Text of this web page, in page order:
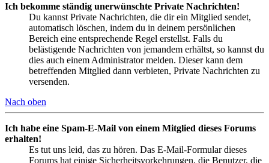
Ich bekomme ständig unerwünschte Private Nachrichten!
Du kannst Private Nachrichten, die dir ein Mitglied sendet,
automatisch löschen, indem du in deinem persönlichen
Bereich eine entsprechende Regel erstellst. Falls du
belästigende Nachrichten von jemandem erhältst, so kannst du
dies auch einem Administrator melden. Dieser kann dem
betreffenden Mitglied dann verbieten, Private Nachrichten zu
versenden.
Nach oben
Ich habe eine Spam-E-Mail von einem Mitglied dieses Forums
erhalten!
Es tut uns leid, das zu hören. Das E-Mail-Formular dieses
Forums hat einige Sicherheitsvorkehrungen, die Benutzer, die